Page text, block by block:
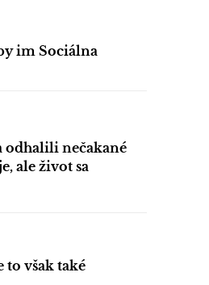
im Sociálna
odhalili nečakané
ale život sa
to však také